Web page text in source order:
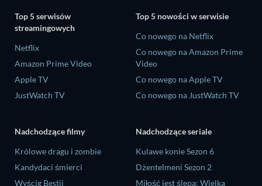
Top 5 serwisów
streamingowych
Netflix
Amazon Prime Video
Apple TV
JustWatch TV
Top 5 nowości w serwisie
Co nowego na Netflix
Co nowego na Amazon Prime
Video
Co nowego na Apple TV
Co nowego na JustWatch TV
Nadchodzące filmy
Królowe dragu i zombie
Kandydaci śmierci
Wyścig Bestii
Nadchodzące seriale
Kulawe konie Sezon 6
Dżentelmeni Sezon 2
Miłość jest ślepa: Wielka